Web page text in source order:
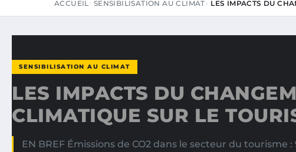
ACCUEIL SENSIBILISATION AU CLIMAT LES IMPACTS DU
SENSIBILISATION AU CLIMAT
LES IMPACTS DU
CLIMATIQUE SUR LE
EN BREF Émissions de CO2 dans le secteur du tourisme